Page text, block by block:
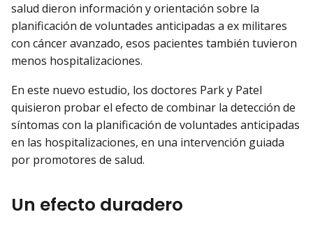
salud dieron información y orientación sobre la
planificación de voluntades anticipadas a ex militares
con cáncer avanzado, esos pacientes también tuvieron
menos hospitalizaciones.
En este nuevo estudio, los doctores Park y Patel
quisieron probar el efecto de combinar la detección de
síntomas con la planificación de voluntades anticipadas
en las hospitalizaciones, en una intervención guiada
por promotores de salud.
Un efecto duradero